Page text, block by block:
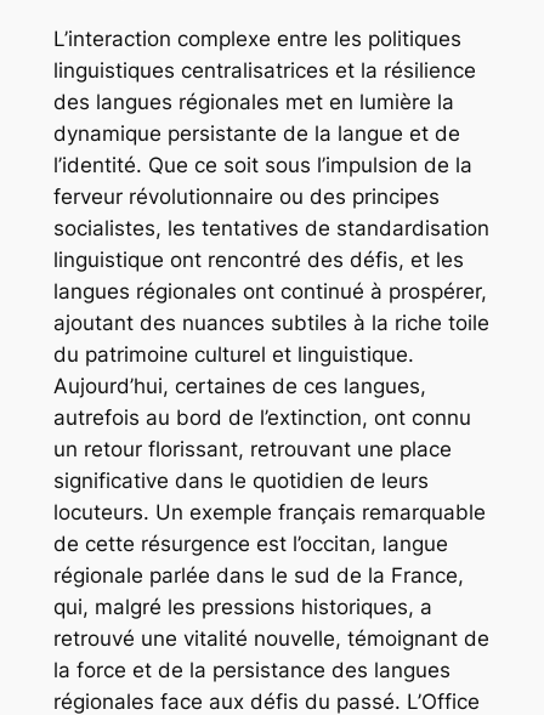
L’interaction complexe entre les politiques
linguistiques centralisatrices et la résilience
des langues régionales met en lumière la
dynamique persistante de la langue et de
l’identité. Que ce soit sous l’impulsion de la
ferveur révolutionnaire ou des principes
socialistes, les tentatives de standardisation
linguistique ont rencontré des défis, et les
langues régionales ont continué à prospérer,
ajoutant des nuances subtiles à la riche toile
du patrimoine culturel et linguistique.
Aujourd’hui, certaines de ces langues,
autrefois au bord de l’extinction, ont connu
un retour florissant, retrouvant une place
significative dans le quotidien de leurs
locuteurs. Un exemple français remarquable
de cette résurgence est l’occitan, langue
régionale parlée dans le sud de la France,
qui, malgré les pressions historiques, a
retrouvé une vitalité nouvelle, témoignant de
la force et de la persistance des langues
régionales face aux défis du passé. L’Office